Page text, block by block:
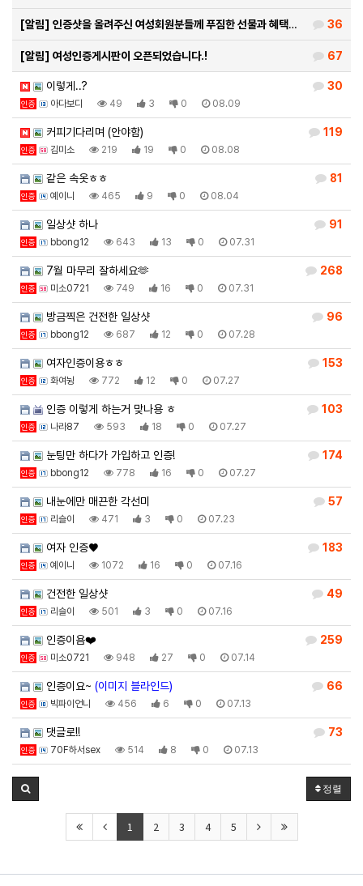
36
[알림] 인증샷을 올려주신 여성회원분들께 푸짐한 선물과 혜택을 …
67
[알림] 여성인증게시판이 오픈되었습니다.!
30
이렇게..?
인증 아다보디 49 3 0 08.09
119
커피기다리며 (안야함)
인증 김미소 219 19 0 08.08
81
같은 속옷ㅎㅎ
인증 예이니 465 9 0 08.04
91
일상샷 하나
인증 bbong12 643 13 0 07.31
268
7월 마무리 잘하세요🫶
인증 미소0721 749 16 0 07.31
96
방금찍은 건전한 일상샷
인증 bbong12 687 12 0 07.28
153
여자인증이용ㅎㅎ
인증 화여뉭 772 12 0 07.27
103
인증 이렇게 하는거 맞나용 ㅎ
인증 나라87 593 18 0 07.27
174
눈팅만 하다가 가입하고 인증!
인증 bbong12 778 16 0 07.27
57
내눈에만 매끈한 각선미
인증 리슬이 471 3 0 07.23
183
여자 인증♥
인증 예이니 1072 16 0 07.16
49
건전한 일상샷
인증 리슬이 501 3 0 07.16
259
인증이욤❤️
인증 미소0721 948 27 0 07.14
66
인증이요~ (이미지 블라인드)
인증 빅파이언니 456 6 0 07.13
73
댓글로!!
인증 70F하서sex 514 8 0 07.13
정렬
1 2 3 4 5